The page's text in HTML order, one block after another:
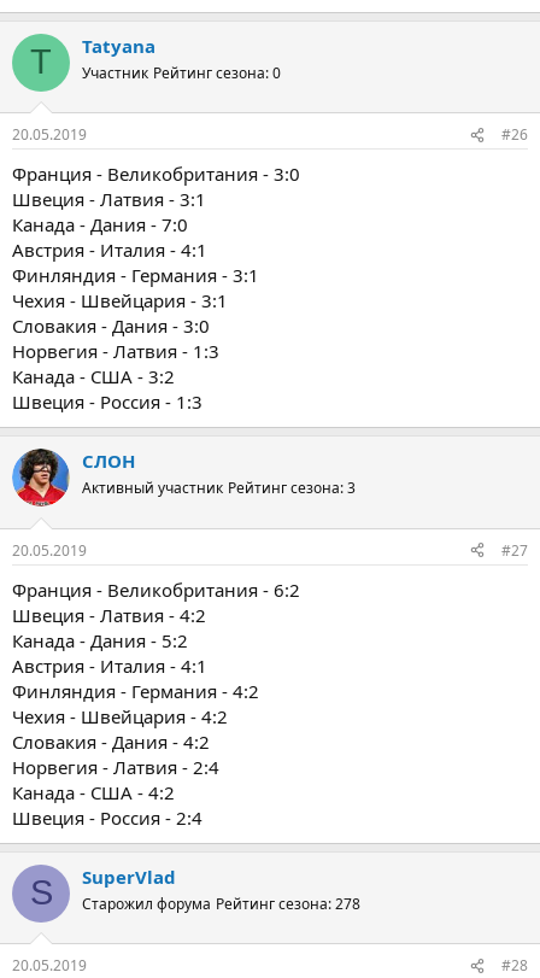
T Tatyana
Участник Рейтинг сезона: 0
20.05.2019 #26
Франция - Великобритания - 3:0
Швеция - Латвия - 3:1
Канада - Дания - 7:0
Австрия - Италия - 4:1
Финляндия - Германия - 3:1
Чехия - Швейцария - 3:1
Словакия - Дания - 3:0
Норвегия - Латвия - 1:3
Канада - США - 3:2
Швеция - Россия - 1:3
СЛОН
Активный участник Рейтинг сезона: 3
20.05.2019 #27
Франция - Великобритания - 6:2
Швеция - Латвия - 4:2
Канада - Дания - 5:2
Австрия - Италия - 4:1
Финляндия - Германия - 4:2
Чехия - Швейцария - 4:2
Словакия - Дания - 4:2
Норвегия - Латвия - 2:4
Канада - США - 4:2
Швеция - Россия - 2:4
S SuperVlad
Старожил форума Рейтинг сезона: 278
20.05.2019 #28